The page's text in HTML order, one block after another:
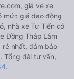
giá vé xe
mức giá dao động
nhà xe Tư Tiến có
Đồng Tháp Lâm
rẻ nhất, đảm bảo
Tổng đài tư vấn,
.